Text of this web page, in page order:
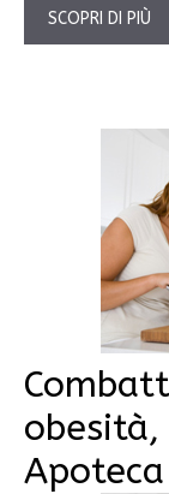
SCOPRI DI PIÙ
obesità,